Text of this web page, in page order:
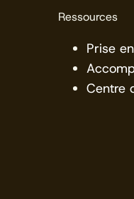
Ressources
Prise
Centre